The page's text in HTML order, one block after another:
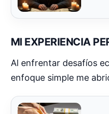
MI EXPERIENCIA
Al enfrentar desafíos
enfoque simple me